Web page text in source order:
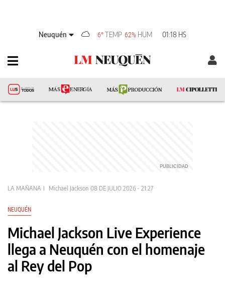
Neuquén 6° TEMP 62% HUM 01:18 HS
LA MAÑANA Michael Jackson 08 DE JULIO 2026 - 21:27
NEUQUÉN
Michael Jackson Live Experience
llega a Neuquén con el homenaje
al Rey del Pop